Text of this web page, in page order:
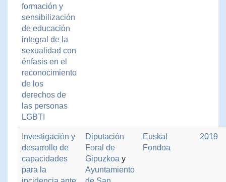
formación y
sensibilización
de educación
integral de la
sexualidad con
énfasis en el
reconocimiento
de los
derechos de
las personas
LGBTI
Investigación y
desarrollo de
capacidades
para la
Diputación
Foral de
Gipuzkoa y
Ayuntamiento
Euskal
Fondoa
2019